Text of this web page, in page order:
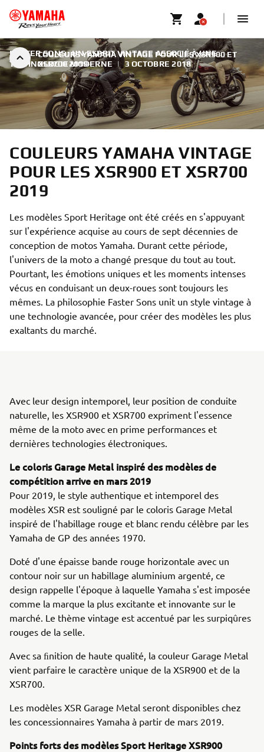
COULEURS YAMAHA VINTAGE POUR LES XSR900 ET
XSR700 2019
FASTER SONS : UN ESPRIT VINTAGE ASSOCIÉ À UNE
TECHNOLOGIE MODERNE | 3 OCTOBRE 2018
COULEURS YAMAHA VINTAGE
POUR LES XSR900 ET XSR700
2019
Les modèles Sport Heritage ont été créés en s'appuyant
sur l'expérience acquise au cours de sept décennies de
conception de motos Yamaha. Durant cette période,
l'univers de la moto a changé presque du tout au tout.
Pourtant, les émotions uniques et les moments intenses
vécus en conduisant un deux-roues sont toujours les
mêmes. La philosophie Faster Sons unit un style vintage à
une technologie avancée, pour créer des modèles les plus
exaltants du marché.
Avec leur design intemporel, leur position de conduite
naturelle, les XSR900 et XSR700 expriment l'essence
même de la moto avec en prime performances et
dernières technologies électroniques.
Le coloris Garage Metal inspiré des modèles de
compétition arrive en mars 2019
Pour 2019, le style authentique et intemporel des
modèles XSR est souligné par le coloris Garage Metal
inspiré de l'habillage rouge et blanc rendu célèbre par les
Yamaha de GP des années 1970.
Doté d'une épaisse bande rouge horizontale avec un
contour noir sur un habillage aluminium argenté, ce
design rappelle l'époque à laquelle Yamaha s'est imposée
comme la marque la plus excitante et innovante sur le
marché. Le thème vintage est accentué par les surpiqûres
rouges de la selle.
Avec sa ﬁnition de haute qualité, la couleur Garage Metal
vient parfaire le caractère unique de la XSR900 et de la
XSR700.
Les modèles XSR Garage Metal seront disponibles chez
les concessionnaires Yamaha à partir de mars 2019.
Points forts des modèles Sport Heritage XSR900